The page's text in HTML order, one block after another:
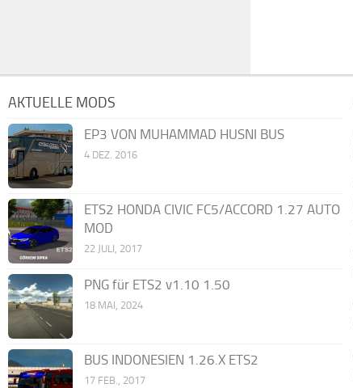
AKTUELLE MODS
EP3 VON MUHAMMAD HUSNI BUS
4 DEZ. 2016
ETS2 HONDA CIVIC FC5/ACCORD 1.27 AUTO
MOD
22 JULI, 2017
PNG für ETS2 v1.10 1.50
18 MAI, 2024
BUS INDONESIEN 1.26.X ETS2
17 FEB., 2017